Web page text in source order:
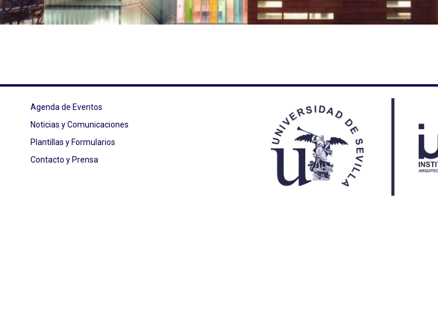
Agenda de Eventos
Noticias y Comunicaciones
Plantillas y Formularios
Contacto y Prensa